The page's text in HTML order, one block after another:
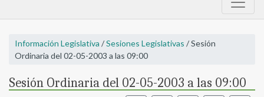
Información Legislativa /Sesiones Legislativas / Sesión
Ordinaria del 02-05-2003 a las 09:00
Sesión Ordinaria del 02-05-2003 a las 09:00